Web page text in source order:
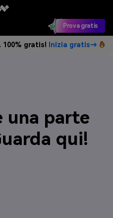
Prova gratis
100% gratis! Inizia gratis→
una parte
qui!